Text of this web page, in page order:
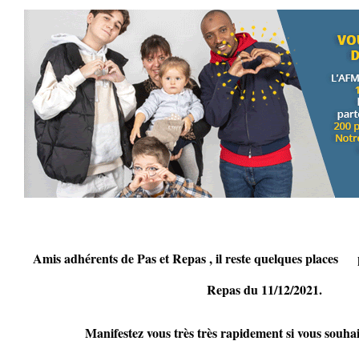
Amis adhérents de Pas et Repas , il reste quelques
Repas du 11/12/2021.
Manifestez vous très très rapidement si vous